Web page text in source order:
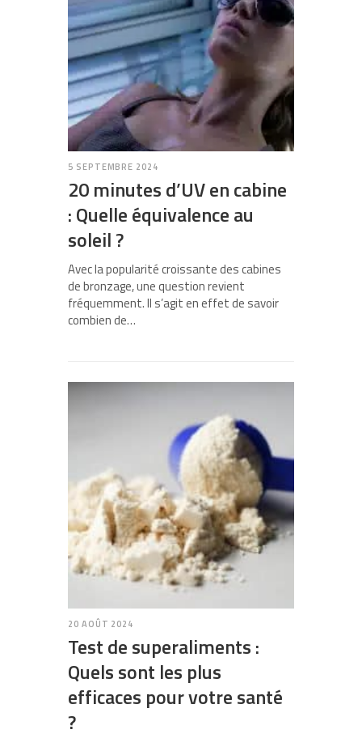
5 SEPTEMBRE 2024
20 minutes d’UV en cabine
: Quelle équivalence au
soleil ?
Avec la popularité croissante des cabines
de bronzage, une question revient
fréquemment. Il s’agit en effet de savoir
combien de…
20 AOÛT 2024
Test de superaliments :
Quels sont les plus
efficaces pour votre santé
?